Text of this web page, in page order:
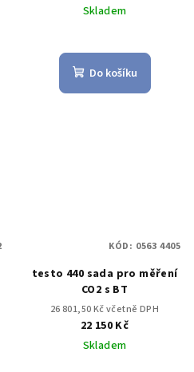
Skladem
Do košíku
testo 440 sada pro měření
CO2 s BT
26 801,50 Kč včetně DPH
22 150 Kč
Skladem
KÓD: 0563 4405